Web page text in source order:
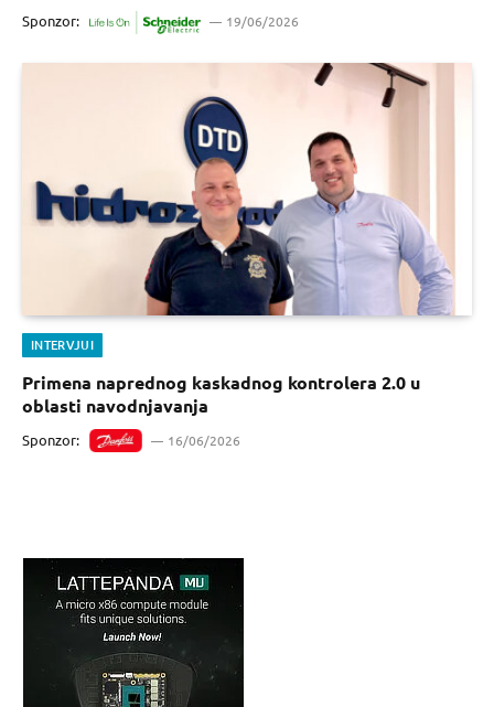
Sponzor: 19/06/2026
INTERVJUI
Primena naprednog kaskadnog kontrolera 2.0 u
oblasti navodnjavanja
Sponzor: 16/06/2026